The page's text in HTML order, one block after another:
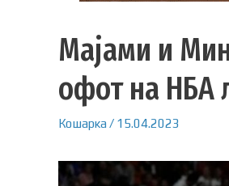
Мајами и
офот на НБА
Кошарка / 15.04.2023